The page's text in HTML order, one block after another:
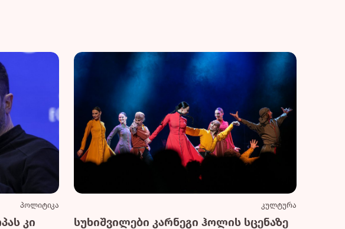
პოლიტიკა
კი
კულტურა
სუხიშვილები კარნეგი ჰოლის სცენაზე